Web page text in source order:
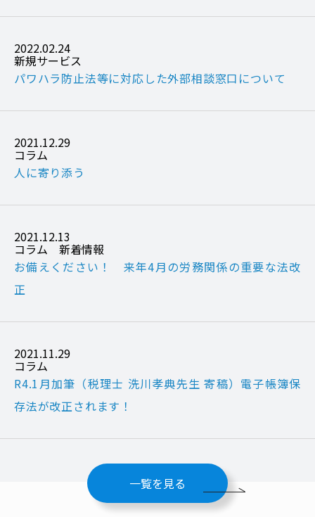
2022.02.24
新規サービス
パワハラ防止法等に対応した外部相談窓口について
2021.12.29
コラム
人に寄り添う
2021.12.13
コラム
新着情報
お備えください！ 来年4月の労務関係の重要な法改
正
2021.11.29
コラム
R4.1月加筆（税理士 洗川孝典先生 寄稿）電子帳簿保
存法が改正されます！
一覧を見る